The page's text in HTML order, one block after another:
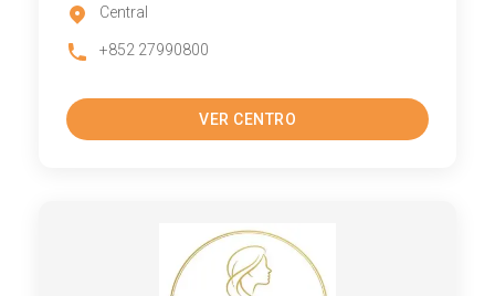
Central
+852 27990800
VER CENTRO